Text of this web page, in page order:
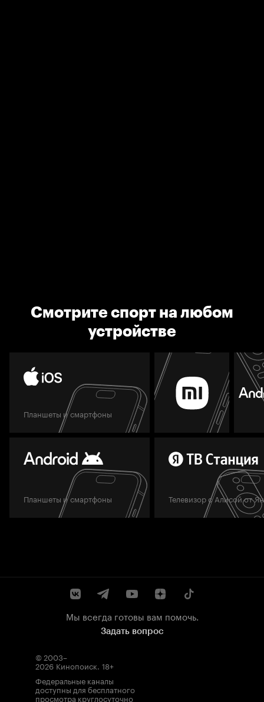
Смотрите спорт на любом
устройстве
Планшеты и смартфоны
Планшеты и смартфоны Телевизор с Алисой от
Мы всегда готовы вам помочь.
Задать вопрос
© 2003–
2026 Кинопоиск. 18+
Федеральные каналы
доступны для бесплатного
просмотра круглосуточно